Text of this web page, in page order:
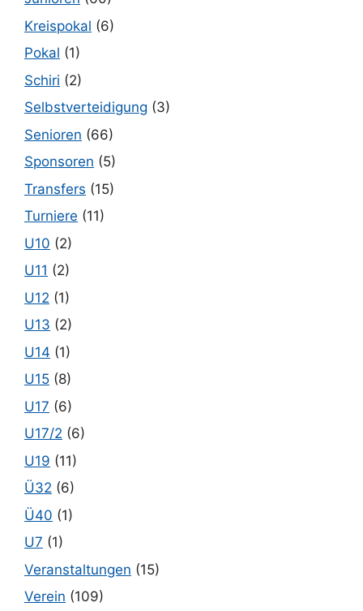
Kreispokal (6)
Pokal (1)
Schiri (2)
Selbstverteidigung (3)
Senioren (66)
Sponsoren (5)
Transfers (15)
Turniere (11)
U10 (2)
U11 (2)
U12 (1)
U13 (2)
U14 (1)
U15 (8)
U17 (6)
U17/2 (6)
U19 (11)
Ü32 (6)
Ü40 (1)
U7 (1)
Veranstaltungen (15)
Verein (109)